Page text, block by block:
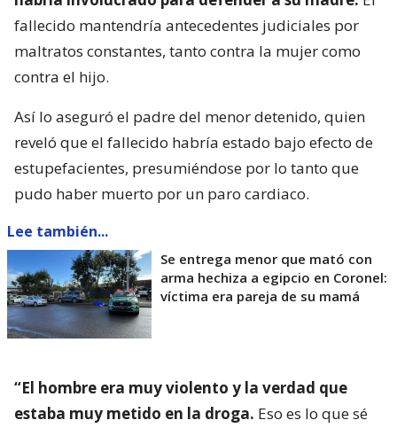
fallecido mantendría antecedentes judiciales por
maltratos constantes, tanto contra la mujer como
contra el hijo.
Así lo aseguró el padre del menor detenido, quien
reveló que el fallecido habría estado bajo efecto de
estupefacientes, presumiéndose por lo tanto que
pudo haber muerto por un paro cardiaco.
Lee también...
Se entrega menor que mató con
arma hechiza a egipcio en Coronel:
víctima era pareja de su mamá
“El hombre era muy violento y la verdad que
estaba muy metido en la droga. Eso es lo que sé